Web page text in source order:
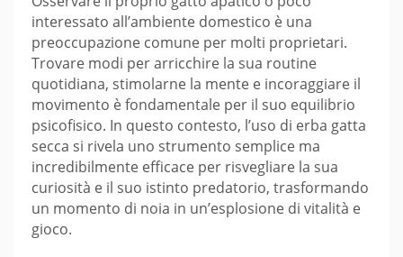
interessato all’ambiente domestico è una
preoccupazione comune per molti proprietari.
Trovare modi per arricchire la sua routine
quotidiana, stimolarne la mente e incoraggiare il
movimento è fondamentale per il suo equilibrio
psicofisico. In questo contesto, l’uso di erba gatta
secca si rivela uno strumento semplice ma
incredibilmente efficace per risvegliare la sua
curiosità e il suo istinto predatorio, trasformando
un momento di noia in un’esplosione di vitalità e
gioco.